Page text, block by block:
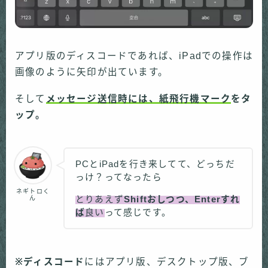
アプリ版のディスコードであれば、iPadでの操作は
画像のように矢印が出ています。
そして メッセージ送信時には、紙飛行機マーク をタ
ップ。
ネギトロく
ん
PCとiPadを行き来してて、どっちだ
っけ？ってなったら
とりあえずShiftおしつつ、Enterすれ
ば 良い って感じです。
※ディスコード にはアプリ版、デスクトップ版、ブ